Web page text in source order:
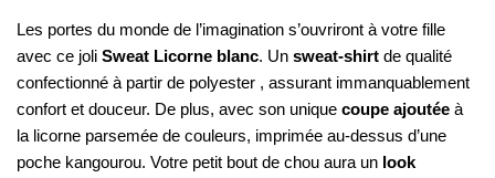
Les portes du monde de l’imagination s’ouvriront à votre fille
avec ce joli Sweat Licorne blanc. Un sweat-shirt de qualité
confectionné à partir de polyester , assurant immanquablement
confort et douceur. De plus, avec son unique coupe ajoutée à
la licorne parsemée de couleurs, imprimée au-dessus d’une
poche kangourou. Votre petit bout de chou aura un look